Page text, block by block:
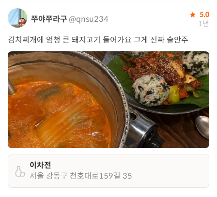
쭈야쭈라구 @qnsu234 5.0
1년
김치찌개에 엄청 큰 돼지고기 들어가요 그게 진짜 술안주
이차전
서울 강동구 천호대로159길 35